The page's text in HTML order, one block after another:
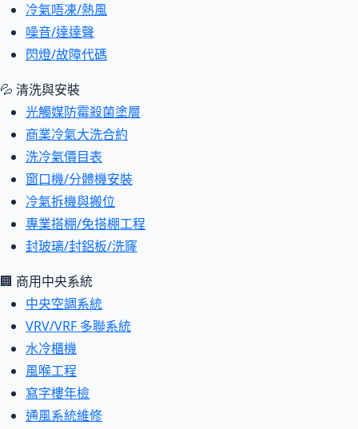
冷氣唔凍/熱風
噪音/達達聲
閃燈/故障代碼
💦 清洗與安裝
光觸媒防霉殺菌塗層
商業冷氣大洗合約
洗冷氣價目表
窗口機/分體機安裝
冷氣拆機與搬位
專業搭棚/免搭棚工程
封玻璃/封鋁板/洗窿
🏢 商用中央系統
中央空調系統
VRV/VRF 多聯系統
水冷櫃機
風喉工程
寫字樓年檢
通風系統維修